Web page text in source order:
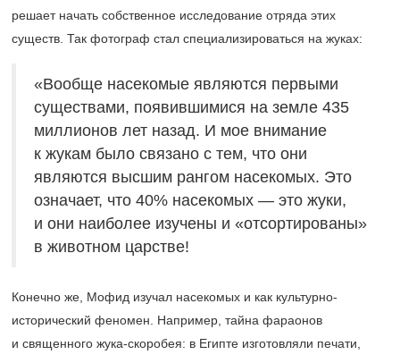
решает начать собственное исследование отряда этих
существ. Так фотограф стал специализироваться на жуках:
«Вообще насекомые являются первыми
существами, появившимися на земле 435
миллионов лет назад. И мое внимание
к жукам было связано с тем, что они
являются высшим рангом насекомых. Это
означает, что 40% насекомых — это жуки,
и они наиболее изучены и «отсортированы»
в животном царстве!
Конечно же, Мофид изучал насекомых и как культурно-
исторический феномен. Например, тайна фараонов
и священного жука-скоробея: в Египте изготовляли печати,